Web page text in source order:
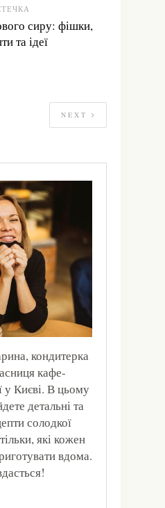
сиру: фішки,
та ідеї
NEXT
кондитерка
кафе-
у Києві. В цьому
детальні та
солодкої
які кожен
вдома.